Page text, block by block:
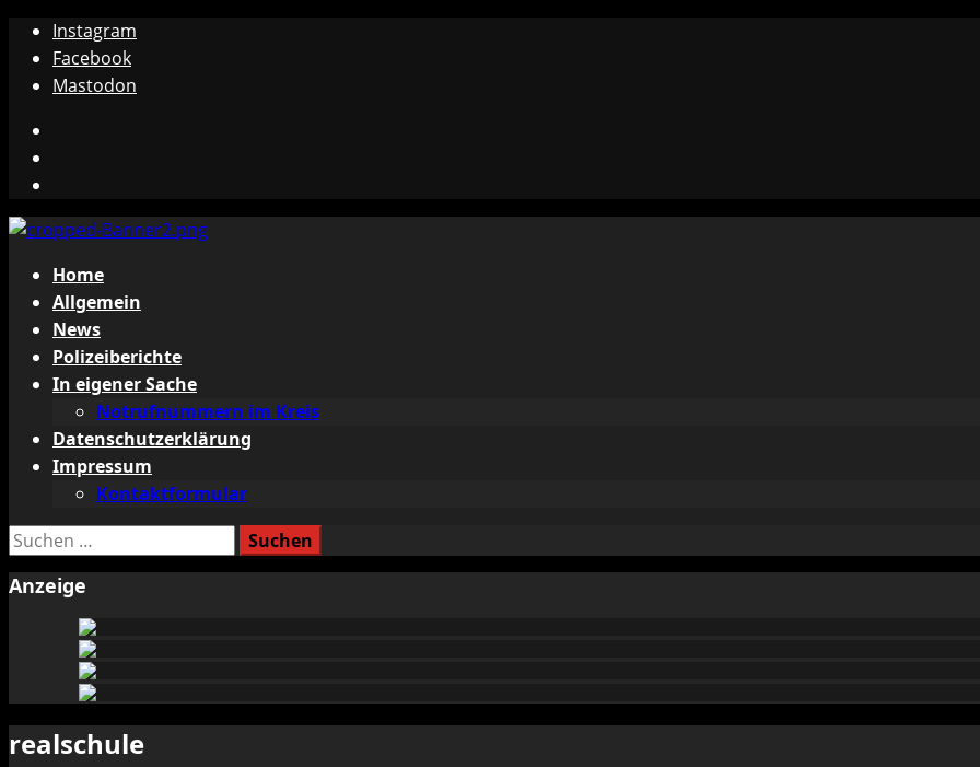
Zum
Inhalt
springen
Instagram
Facebook
Mastodon
Primäres
Menü
Home
Allgemein
News
Polizeiberichte
In eigener Sache
Notrufnummern im Kreis
Datenschutzerklärung
Impressum
Kontaktformular
Suchen
Anzeige
realschule